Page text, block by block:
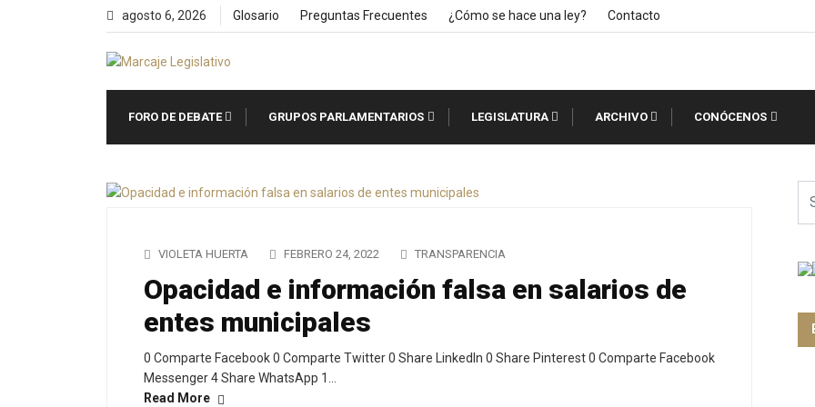
agosto 6, 2026 Glosario Preguntas Frecuentes ¿Cómo se hace una ley? Contacto
FORO DE DEBATE GRUPOS PARLAMENTARIOS LEGISLATURA ARCHIVO CONÓCENOS
VIOLETA HUERTA FEBRERO 24, 2022 TRANSPARENCIA
Opacidad e información falsa en salarios de
entes municipales
0 Comparte Facebook 0 Comparte Twitter 0 Share LinkedIn 0 Share Pinterest 0 Comparte Facebook
Messenger 4 Share WhatsApp 1…
Read More